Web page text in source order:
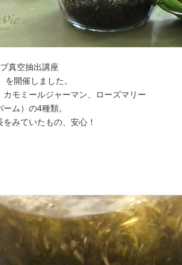
真空抽出講座
を開催しました。
カモミールジャーマン、ローズマリー
ム）の4種類。
みていたもの、安心！